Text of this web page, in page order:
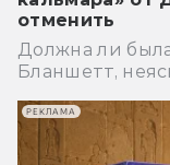
отменить
Должна ли
Бланшетт,
РЕКЛАМА